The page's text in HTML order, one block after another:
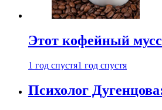
Этот кофейный
1 год спустя1 год спустя
Психолог